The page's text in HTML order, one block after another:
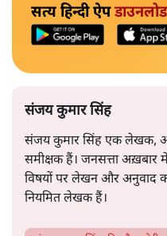
सत्य हिन्दी ऐपडाउनलोड
संजय कुमार सिंह
संजय कुमार सिंह एक लेखक,
समीक्षक हैं। जनसत्ता अख़बार
विषयों पर लेखन और अनुवाद
नियमित लेखक हैं।